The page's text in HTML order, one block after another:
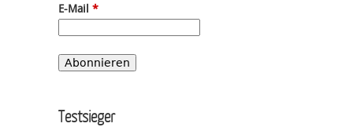
E-Mail *
Testsieger